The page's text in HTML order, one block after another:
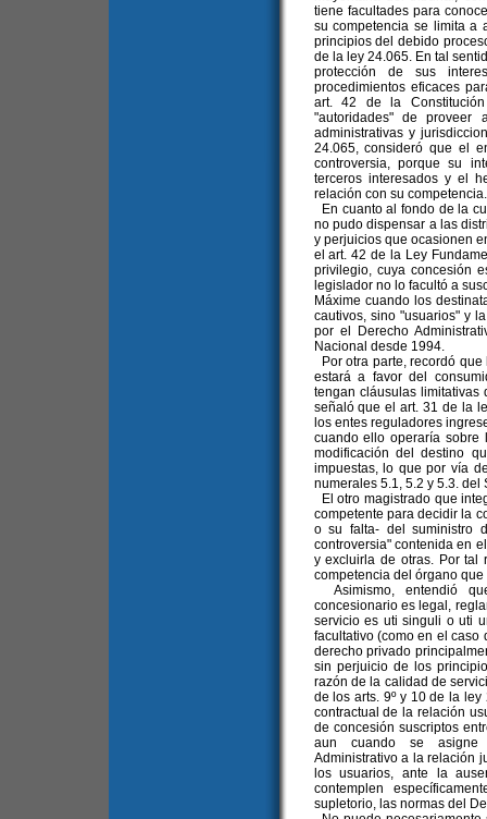
tiene facultades para
su competencia se limita a
principios del debido
de la ley 24.065. En tal
protección de sus
procedimientos eficaces
art. 42 de la
"autoridades" de proveer
administrativas y
24.065, consideró que el
controversia, porque su
terceros interesados y el
relación con su competencia.
En cuanto al fondo de la
no pudo dispensar a las
y perjuicios que ocasionen
el art. 42 de la Ley
privilegio, cuya concesión
legislador no lo facultó a
Máxime cuando los
cautivos, sino "usuarios" y
por el Derecho
Nacional desde 1994.
Por otra parte, recordó
estará a favor del
tengan cláusulas limitativas
señaló que el art. 31 de la
los entes reguladores
cuando ello operaría sobre
modificación del destino
impuestas, lo que por vía
numerales 5.1, 5.2 y 5.3. del
El otro magistrado que
competente para decidir la
o su falta- del suministro
controversia" contenida en
y excluirla de otras. Por tal
competencia del órgano
Asimismo, entendió
concesionario es legal,
servicio es uti singuli o uti
facultativo (como en el caso
derecho privado
sin perjuicio de los
razón de la calidad de
de los arts. 9º y 10 de la
contractual de la relación
de concesión suscriptos
aun cuando se asigne
Administrativo a la relación
los usuarios, ante la
contemplen
supletorio, las normas del